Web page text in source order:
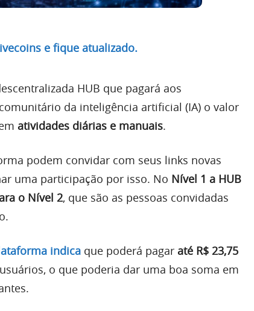
e fique atualizado.
HUB que pagará aos
da inteligência artificial (IA) o valor
atividades diárias e manuais.
podem convidar com seus links novas
uma participação por isso. No Nível 1 a HUB
o Nível 2, que são as pessoas convidadas
indica que poderá pagar até R$ 23,75
o que poderia dar uma boa soma em